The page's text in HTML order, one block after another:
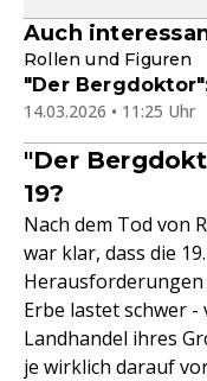
Auch
Rollen und Figuren
"Der
14.03.2026 • 11:25 Uhr
"Der
19?
Nach dem Tod von
war klar, dass die
Erbe lastet schwer -
Landhandel ihres
je wirklich darauf